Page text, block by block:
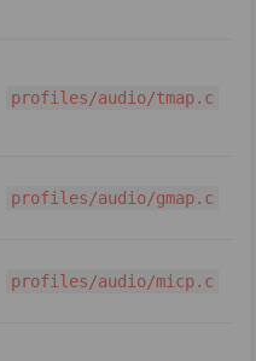
profiles/audio/tmap.c
profiles/audio/gmap.c
profiles/audio/micp.c